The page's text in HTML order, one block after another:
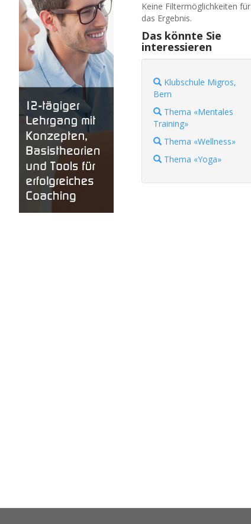
Keine Filtermöglichkeiten für
das Ergebnis.
Das könnte Sie
interessieren
Klubschule Migros,
Bern
Thema «Mentales
Training»
Thema «Wellness»
Thema «Yoga»